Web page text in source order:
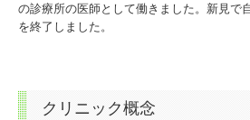
の診療所の医師として働きました。新見で
を終了しました。
クリニック概念